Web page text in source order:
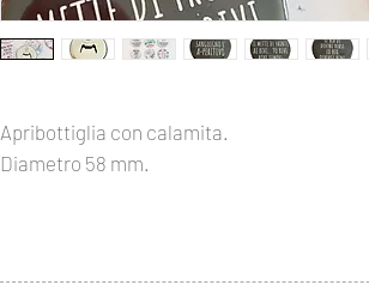
Apribottiglia con calamita.
Diametro 58 mm.